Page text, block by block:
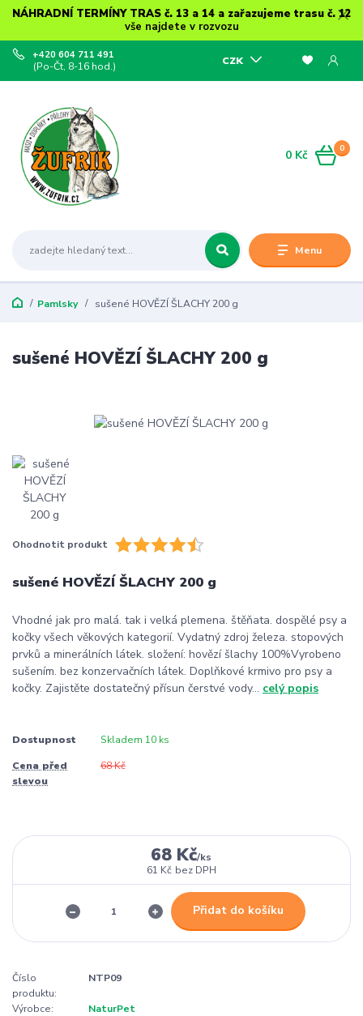
NÁHRADNÍ TERMÍNY TRAS č. 13 a 14 a zařazujeme trasu č. 12
vše najdete v rozvozu
Menu
CZK
+420 604 711 491
(Po-Čt, 8-16 hod.)
0
0 Kč
Pamlsky sušené HOVĚZÍ ŠLACHY 200 g
sušené HOVĚZÍ ŠLACHY 200 g
Ohodnotit produkt
sušené HOVĚZÍ ŠLACHY 200 g
Vhodné jak pro malá. tak i velká plemena. štěňata. dospělé psy a
kočky všech věkových kategorií. Vydatný zdroj železa. stopových
prvků a minerálních látek. složení: hovězí šlachy 100%Vyrobeno
sušením. bez konzervačních látek. Doplňkové krmivo pro psy a
kočky. Zajistěte dostatečný přísun čerstvé vody... celý popis
Dostupnost Skladem 10 ks
Cena před
slevou
68 Kč
68 Kč/ks
61 Kč bez DPH
Přidat do košíku
Číslo
produktu:
NTP09
Výrobce:
NaturPet